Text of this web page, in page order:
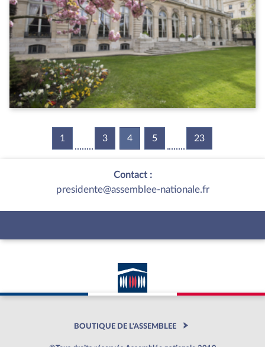
1 3 4(current)
5 23
Contact :
presidente@assemblee-nationale.fr
BOUTIQUE DE L'ASSEMBLEE